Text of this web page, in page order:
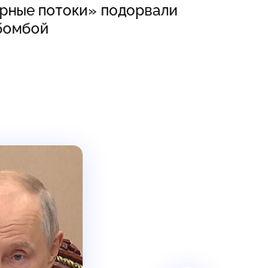
потоки» подорвали